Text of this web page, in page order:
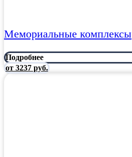
Мемориальные комплексы
Подробнее
от 3237 руб.